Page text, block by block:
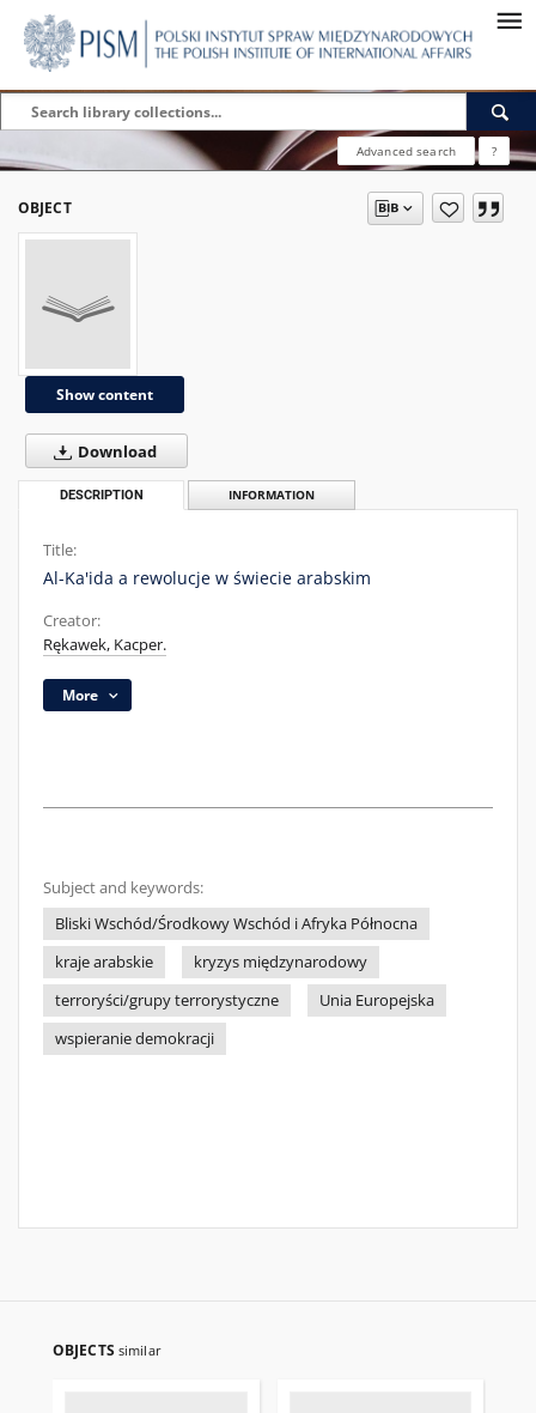
Advanced search ?
OBJECT
Show content
Download
DESCRIPTION INFORMATION
Title:
Al-Ka'ida a rewolucje w świecie arabskim
Creator:
Rękawek, Kacper.
More
Subject and keywords:
Bliski Wschód/Środkowy Wschód i Afryka Północna
kraje arabskie
kryzys międzynarodowy
terroryści/grupy terrorystyczne
Unia Europejska
wspieranie demokracji
OBJECTS similar